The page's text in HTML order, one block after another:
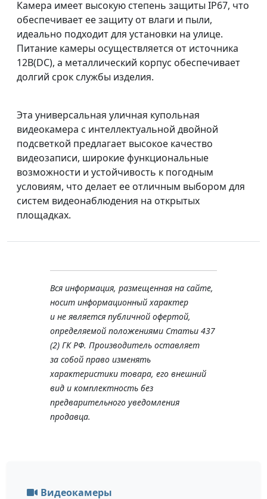
Камера имеет высокую степень защиты IP67, что
обеспечивает ее защиту от влаги и пыли,
идеально подходит для установки на улице.
Питание камеры осуществляется от источника
12В(DC), а металлический корпус обеспечивает
долгий срок службы изделия.
Эта универсальная уличная купольная
видеокамера с интеллектуальной двойной
подсветкой предлагает высокое качество
видеозаписи, широкие функциональные
возможности и устойчивость к погодным
условиям, что делает ее отличным выбором для
систем видеонаблюдения на открытых
площадках.
Вся информация, размещенная на сайте,
носит информационный характер
и не является публичной офертой,
определяемой положениями Статьи 437
(2) ГК РФ. Производитель оставляет
за собой право изменять
характеристики товара, его внешний
вид и комплектность без
предварительного уведомления
продавца.
Видеокамеры